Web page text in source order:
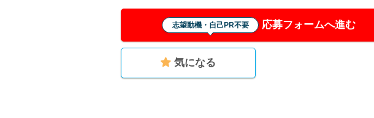
志望動機・自己PR不要 応募フォームへ進む
気になる